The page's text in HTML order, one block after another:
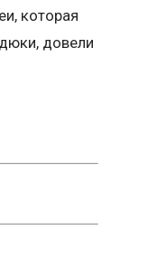
которая
довели